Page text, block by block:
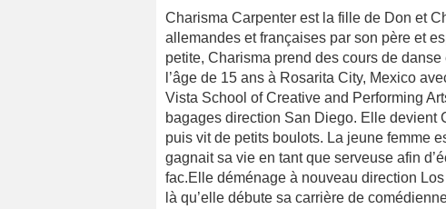
Charisma Carpenter est la fille de Don et
allemandes et françaises par son père et
petite, Charisma prend des cours de
l’âge de 15 ans à Rosarita City, Mexico
Vista School of Creative and Performing
bagages direction San Diego. Elle devient
puis vit de petits boulots. La jeune femme
gagnait sa vie en tant que serveuse afin
fac.Elle déménage à nouveau direction
là qu’elle débute sa carrière de